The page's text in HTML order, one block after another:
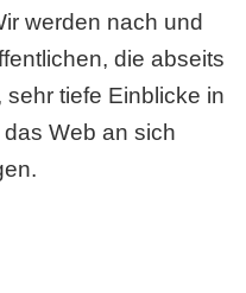
werden nach und
die abseits
tiefe Einblicke in
Web an sich